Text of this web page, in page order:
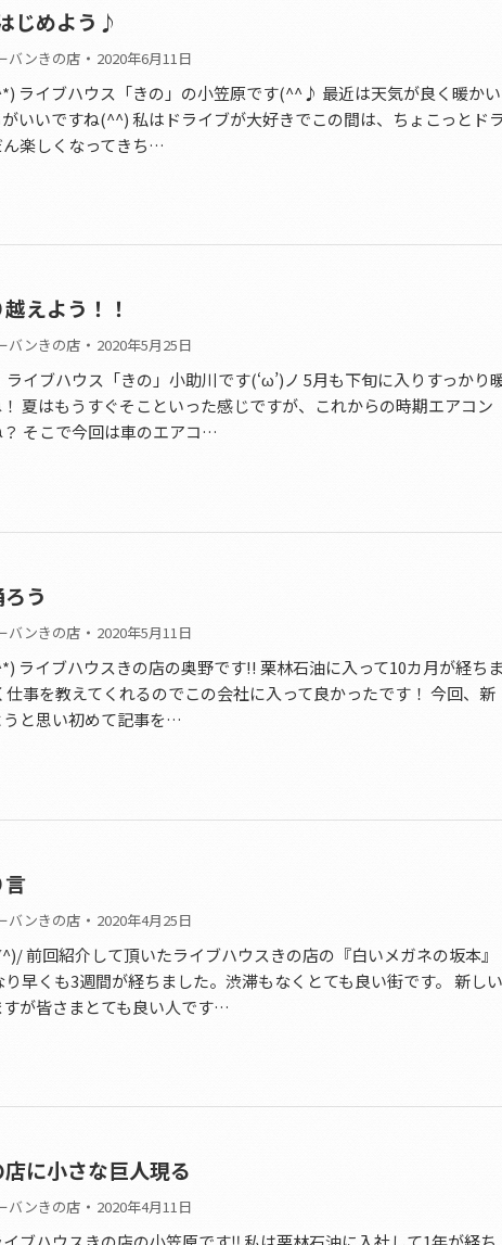
じめよう♪
バンきの店 2020年6月11日
ライブハウス「きの」の小笠原です(^^♪ 最近は天気が良く暖かい
いいですね(^^) 私はドライブが大好きでこの間は、ちょこっとドラ
楽しくなってきち…
えよう！！
バンきの店 2020年5月25日
イブハウス「きの」小助川です(‘ω’)ノ 5月も下旬に入りすっかり
夏はもうすぐそこといった感じですが、これからの時期エアコン
そこで今回は車のエアコ…
う
バンきの店 2020年5月11日
ライブハウスきの店の奥野です!! 栗林石油に入って10カ月が経ちま
仕事を教えてくれるのでこの会社に入って良かったです！ 今回、新
と思い初めて記事を…
言
バンきの店 2020年4月25日
前回紹介して頂いたライブハウスきの店の『白いメガネの坂本』
早くも3週間が経ちました。渋滞もなくとても良い街です。 新しい
が皆さまとても良い人です…
に小さな巨人現る
バンきの店 2020年4月11日